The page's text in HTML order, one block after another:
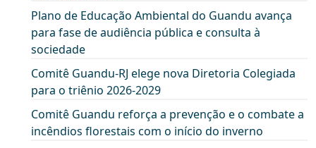
Plano de Educação Ambiental do Guandu avança
para fase de audiência pública e consulta à
sociedade
Comitê Guandu-RJ elege nova Diretoria Colegiada
para o triênio 2026-2029
Comitê Guandu reforça a prevenção e o combate a
incêndios florestais com o início do inverno